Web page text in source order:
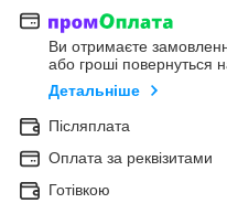
Ви отримаєте
або гроші повернуться
Детальніше
Післяплата
Оплата за реквізитами
Готівкою